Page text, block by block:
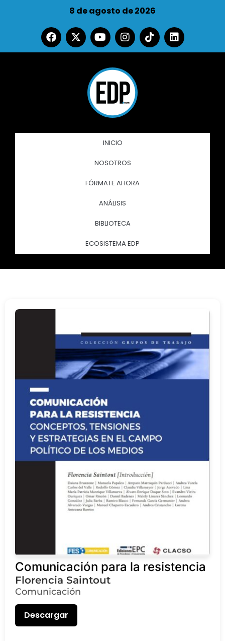
8 de agosto de 2026
INICIO
NOSOTROS
FÓRMATE AHORA
ANÁLISIS
BIBLIOTECA
ECOSISTEMA EDP
Comunicación para la resistencia
Florencia Saintout
Comunicación
Descargar